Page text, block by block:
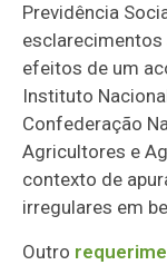
Previdência
esclarecimentos
efeitos de um
Instituto
Confederação
Agricultores e
contexto de
irregulares em
Outro